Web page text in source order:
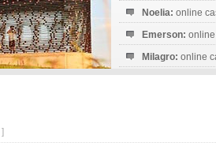
Noelia: online
Emerson:
Milagro: online
]